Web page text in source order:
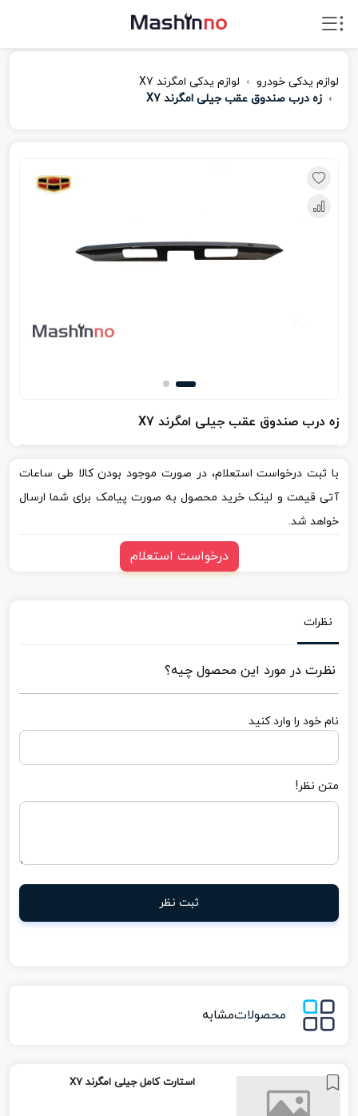
لوازم یدکی خودرو
لوازم یدکی امگرند X7
زه درب صندوق عقب جیلی امگرند X7
زه درب صندوق عقب جیلی امگرند X7
با ثبت درخواست استعلام، در صورت موجود بودن کالا طی ساعات
آتی قیمت و لینک خرید محصول به صورت پیامک برای شما ارسال
خواهد شد.
درخواست استعلام
نظرات
نظرت در مورد این محصول چیه؟
نام خود را وارد کنید
متن نظر!
ثبت نظر
محصولاتمشابه
استارت کامل جیلی امگرند X7